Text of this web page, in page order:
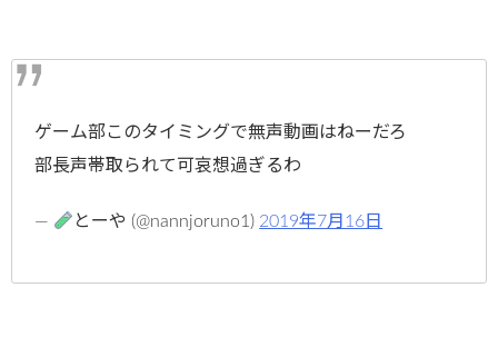
ゲーム部このタイミングで無声動画はねーだろ
部長声帯取られて可哀想過ぎるわ
— とーや (@nannjoruno1) 2019年7月16日